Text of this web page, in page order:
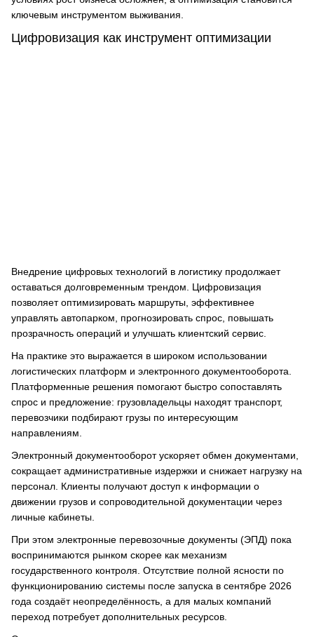
ключевым инструментом выживания.
Цифровизация как инструмент оптимизации
Внедрение цифровых технологий в логистику продолжает
оставаться долговременным трендом. Цифровизация
позволяет оптимизировать маршруты, эффективнее
управлять автопарком, прогнозировать спрос, повышать
прозрачность операций и улучшать клиентский сервис.
На практике это выражается в широком использовании
логистических платформ и электронного документооборота.
Платформенные решения помогают быстро сопоставлять
спрос и предложение: грузовладельцы находят транспорт,
перевозчики подбирают грузы по интересующим
направлениям.
Электронный документооборот ускоряет обмен документами,
сокращает административные издержки и снижает нагрузку на
персонал. Клиенты получают доступ к информации о
движении грузов и сопроводительной документации через
личные кабинеты.
При этом электронные перевозочные документы (ЭПД) пока
воспринимаются рынком скорее как механизм
государственного контроля. Отсутствие полной ясности по
функционированию системы после запуска в сентябре 2026
года создаёт неопределённость, а для малых компаний
переход потребует дополнительных ресурсов.